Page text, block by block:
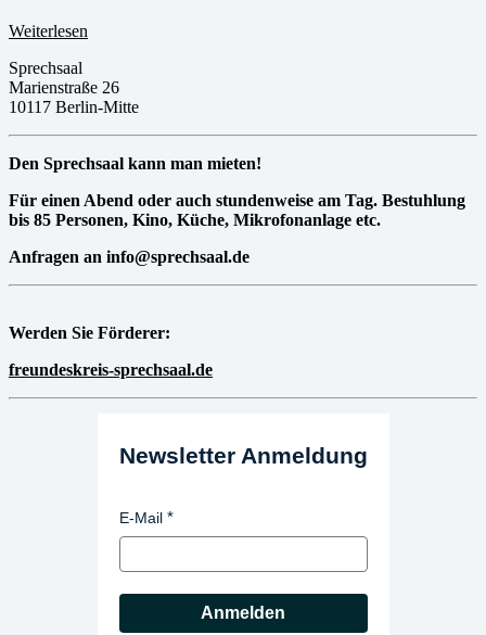
Weiterlesen
Sprechsaal
Marienstraße 26
10117 Berlin-Mitte
Den Sprechsaal kann man mieten!
Für einen Abend oder auch stundenweise am Tag. Bestuhlung
bis 85 Personen, Kino, Küche, Mikrofonanlage etc.
Anfragen an info@sprechsaal.de
Werden Sie Förderer:
freundeskreis-sprechsaal.de
Newsletter Anmeldung
E-Mail
Anmelden